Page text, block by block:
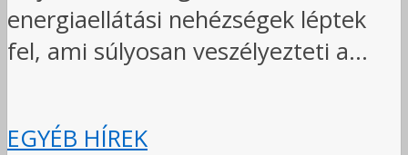
energiaellátási nehézségek léptek
fel, ami súlyosan veszélyezteti a...
EGYÉB HÍREK